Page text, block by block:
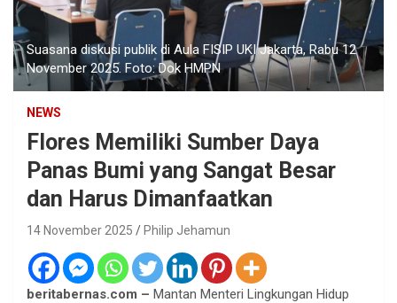
Suasana diskusi publik di Aula FISIP UKI Jakarta, Rabu 12
November 2025. Foto: Dok HMPN
NEWS
Flores Memiliki Sumber Daya
Panas Bumi yang Sangat Besar
dan Harus Dimanfaatkan
14 November 2025 Philip Jehamun
beritabernas.com – Mantan Menteri Lingkungan Hidup